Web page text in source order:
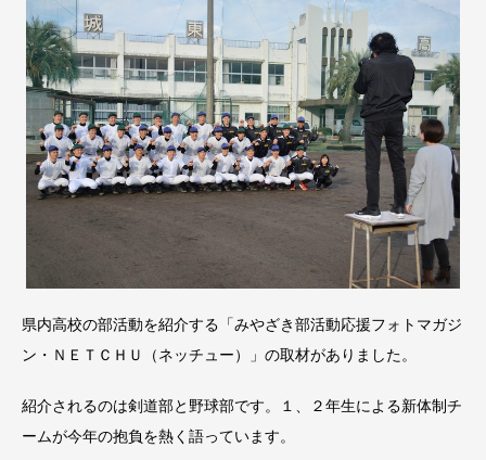
県内高校の部活動を紹介する「みやざき部活動応援フォトマガジ
ン・ＮＥＴＣＨＵ（ネッチュー）」の取材がありました。
紹介されるのは剣道部と野球部です。１、２年生による新体制チ
ームが今年の抱負を熱く語っています。